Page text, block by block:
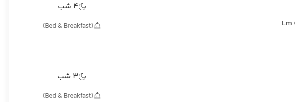
4 شب
(Bed & Breakfast)
3 شب
(Bed & Breakfast)